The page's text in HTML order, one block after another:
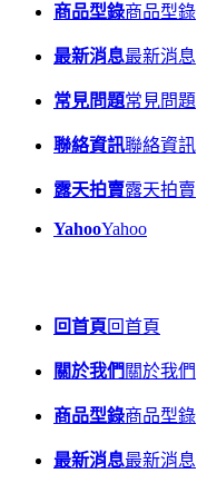
商品型錄商品型錄
最新消息最新消息
常見問題常見問題
聯絡資訊聯絡資訊
露天拍賣露天拍賣
YahooYahoo
回首頁回首頁
關於我們 關於我們
商品型錄商品型錄
最新消息最新消息